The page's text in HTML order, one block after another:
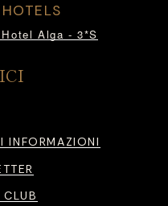
Alga - 3*S
INFORMAZIONI
CLUB